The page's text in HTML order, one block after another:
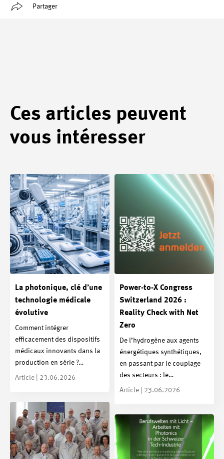
Partager
Ces articles peuvent
vous intéresser
La photonique, clé d’une
technologie médicale
évolutive
Comment intégrer
efficacement des dispositifs
médicaux innovants dans la
production en série ?…
Article | 23.06.2026
Power-to-X Congress
Switzerland 2026 :
Reality Check with Net
Zero
De l’hydrogène aux agents
énergétiques synthétiques,
en passant par le couplage
des secteurs : le…
Article | 23.06.2026